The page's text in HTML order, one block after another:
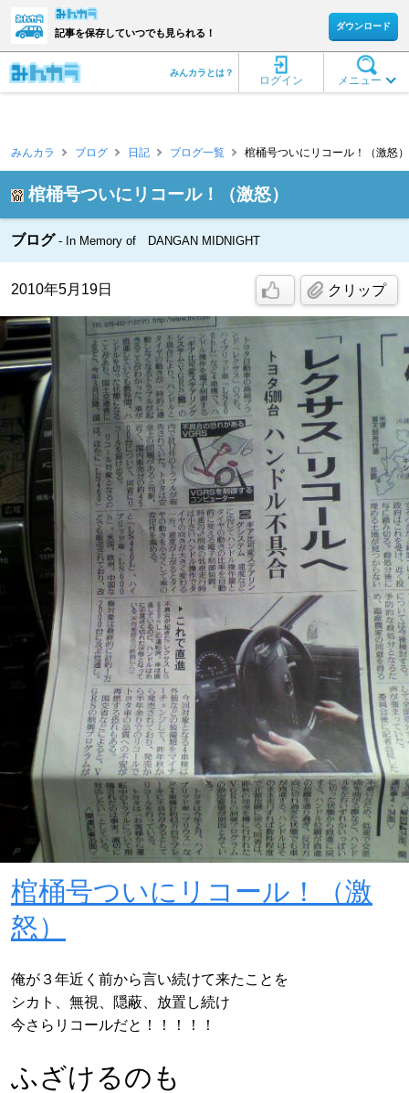
記事を保存していつでも見られる！
ダウンロード
メニュー
ログイン
みんカラとは？
みんカラ ブログ 日記 ブログ一覧 棺桶号ついにリコール！（激怒
棺桶号ついにリコール！（激怒）
ブログ In Memory of DANGAN MIDNIGHT
2010年5月19日 クリップ
棺桶号ついにリコール！（激
怒）
俺が３年近く前から言い続けて来たことを
シカト、無視、隠蔽、放置し続け
今さらリコールだと！！！！！
ふざけるのも